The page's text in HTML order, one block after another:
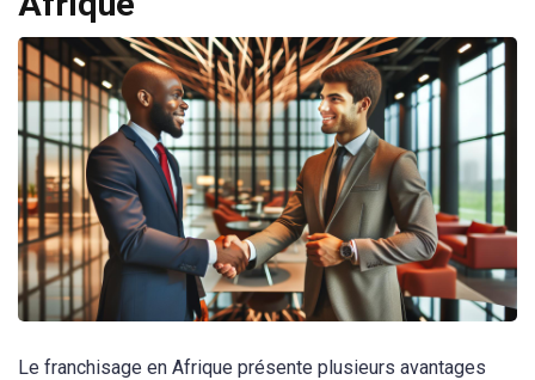
Le franchisage en Afrique présente plusieurs avantages